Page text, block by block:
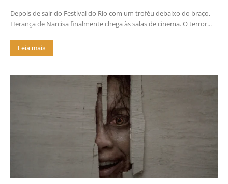
Depois de sair do Festival do Rio com um troféu debaixo do braço,
Herança de Narcisa finalmente chega às salas de cinema. O terror...
Leia mais